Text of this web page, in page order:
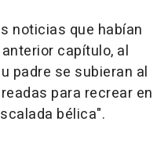
noticias que habían
capítulo, al
padre se subieran al
para recrear en
bélica".